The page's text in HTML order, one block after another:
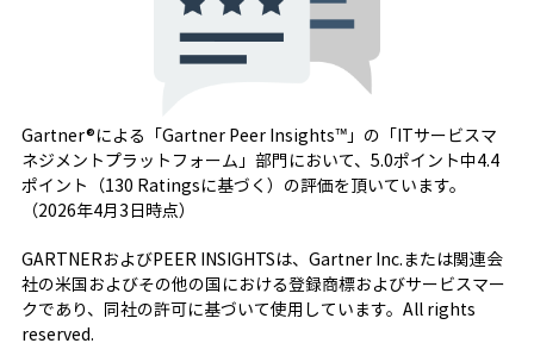
Gartner®による「Gartner Peer Insights™」の「ITサービスマ
ネジメントプラットフォーム」部門において、5.0ポイント中4.4
ポイント（130 Ratingsに基づく）の評価を頂いています。
（2026年4月3日時点）
GARTNERおよびPEER INSIGHTSは、Gartner Inc.または関連会
社の米国およびその他の国における登録商標およびサービスマー
クであり、同社の許可に基づいて使用しています。All rights
reserved.